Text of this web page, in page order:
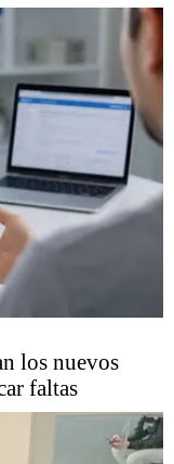
los nuevos
faltas